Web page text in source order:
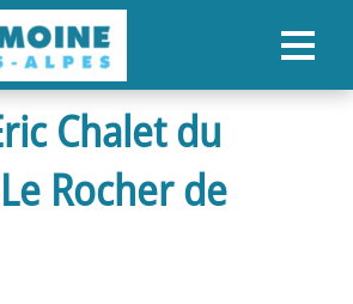
Chalet du
Rocher de